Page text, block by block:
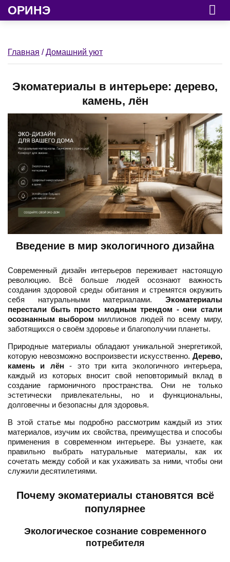
ОРИНЭ
Главная /Домашний уют
Экоматериалы в интерьере: дерево,
камень, лён
Введение в мир экологичного дизайна
Современный дизайн интерьеров переживает настоящую
революцию. Всё больше людей осознают важность
создания здоровой среды обитания и стремятся окружить
себя натуральными материалами. Экоматериалы
перестали быть просто модным трендом - они стали
осознанным выбором миллионов людей по всему миру,
заботящихся о своём здоровье и благополучии планеты.
Природные материалы обладают уникальной энергетикой,
которую невозможно воспроизвести искусственно. Дерево,
камень и лён - это три кита экологичного интерьера,
каждый из которых вносит свой неповторимый вклад в
создание гармоничного пространства. Они не только
эстетически привлекательны, но и функциональны,
долговечны и безопасны для здоровья.
В этой статье мы подробно рассмотрим каждый из этих
материалов, изучим их свойства, преимущества и способы
применения в современном интерьере. Вы узнаете, как
правильно выбрать натуральные материалы, как их
сочетать между собой и как ухаживать за ними, чтобы они
служили десятилетиями.
Почему экоматериалы становятся всё
популярнее
Экологическое сознание современного
потребителя